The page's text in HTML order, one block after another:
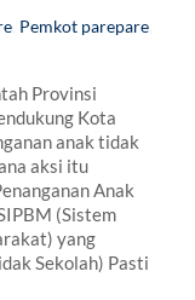
, Pemkot parepare,
Provinsi
Kota
anak tidak
aksi itu
Anak
(Sistem
yang
Sekolah) Pasti